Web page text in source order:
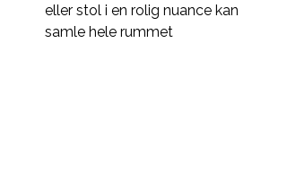
eller stol i en rolig nuance kan
samle hele rummet